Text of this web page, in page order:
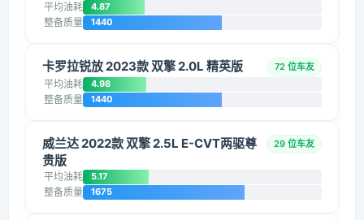
平均油耗 4.87
整备质量 1440
卡罗拉锐放 2023款 双擎 2.0L 精英版 72 位车友
平均油耗 4.98
整备质量 1440
威兰达 2022款 双擎 2.5L E-CVT两驱尊
贵版
29 位车友
平均油耗 5.17
整备质量 1675